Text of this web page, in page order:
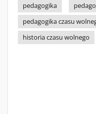
pedagogika
pedagogika czasu
historia czasu wolnego